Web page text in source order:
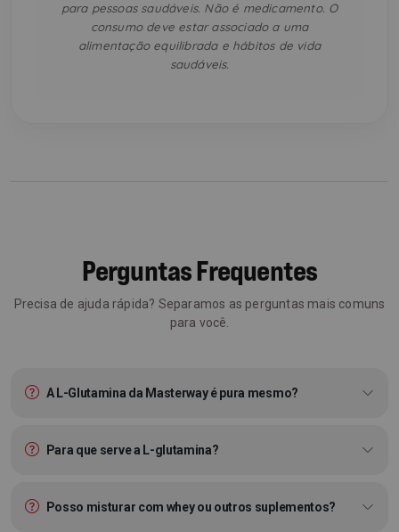
para pessoas saudáveis. Não é medicamento. O
consumo deve estar associado a uma
alimentação equilibrada e hábitos de vida
saudáveis.
Perguntas Frequentes
Precisa de ajuda rápida? Separamos as perguntas mais comuns
para você.
A L-Glutamina da Masterway é pura mesmo?
Para que serve a L-glutamina?
Posso misturar com whey ou outros suplementos?